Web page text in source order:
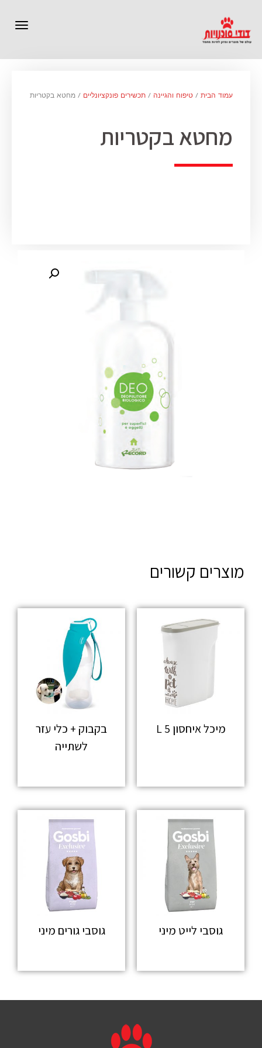
עמוד הבית / טיפוח והגיינה / תכשירים פונקציונליים / מחטא בקטריות
מחטא בקטריות
מוצרים קשורים
מיכל איחסון 5 L
בקבוק + כלי עזר
לשתייה
גוסבי לייט מיני גוסבי גורים מיני